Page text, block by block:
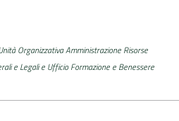
Organizzativa Amministrazione Risorse
e Legali e Ufficio Formazione e Benessere